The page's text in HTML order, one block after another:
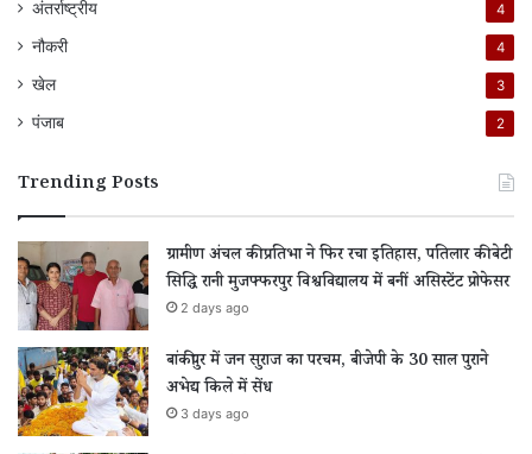
अंतर्राष्ट्रीय 4
नौकरी 4
खेल 3
पंजाब 2
Trending Posts
ग्रामीण अंचल की प्रतिभा ने फिर रचा इतिहास, पतिलार की बेटी
सिद्धि रानी मुजफ्फरपुर विश्वविद्यालय में बनीं असिस्टेंट प्रोफेसर
2 days ago
बांकीपुर में जन सुराज का परचम, बीजेपी के 30 साल पुराने
अभेद्य किले में सेंध
3 days ago